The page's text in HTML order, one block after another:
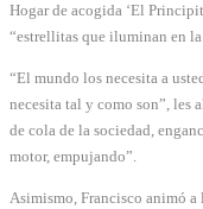
Hogar de acogida ‘El
“estrellitas que iluminan en
“El mundo los necesita a
necesita tal y como son”, les
de cola de la sociedad,
motor, empujando”.
Asimismo, Francisco animó a